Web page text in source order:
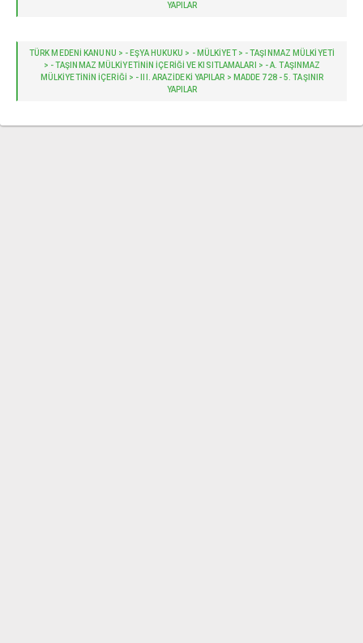
YAPILAR
TÜRK MEDENİ KANUNU > - EŞYA HUKUKU > - MÜLKİYET > - TAŞINMAZ MÜLKİYETİ
> - TAŞINMAZ MÜLKİYETİNİN İÇERİĞİ VE KISITLAMALARI > - A. TAŞINMAZ
MÜLKIYETININ IÇERIĞI > - III. ARAZIDEKI YAPILAR > MADDE 728 - 5. TAŞINIR
YAPILAR